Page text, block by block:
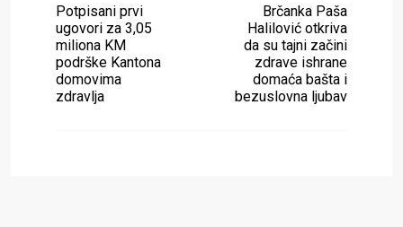
Potpisani prvi
ugovori za 3,05
miliona KM
podrške Kantona
domovima
zdravlja
Brčanka Paša
Halilović otkriva
da su tajni začini
zdrave ishrane
domaća bašta i
bezuslovna ljubav